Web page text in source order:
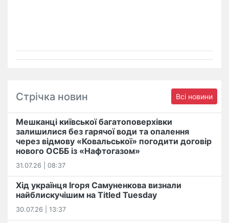
Стрічка новин Всі новини
Мешканці київської багатоповерхівки
залишилися без гарячої води та опалення
через відмову «Ковальської» погодити договір
нового ОСББ із «Нафтогазом»
31.07.26 | 08:37
Хід українця Ігоря Самуненкова визнали
найблискучішим на Titled Tuesday
30.07.26 | 13:37